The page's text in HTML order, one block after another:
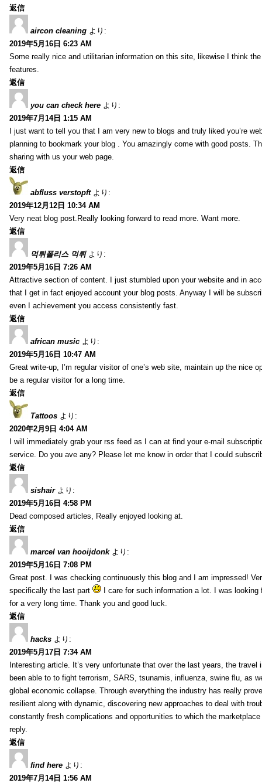
返信
aircon cleaning より:
2019年5月16日 6:23 AM
Some really nice and utilitarian information on this site, likewise I think
features.
返信
you can check here より:
2019年7月14日 1:15 AM
I just want to tell you that I am very new to blogs and truly liked you’re
planning to bookmark your blog . You amazingly come with good posts.
sharing with us your web page.
返信
abfluss verstopft より:
2019年12月12日 10:34 AM
Very neat blog post.Really looking forward to read more. Want more.
返信
먹튀폴리스 먹튀 より:
2019年5月16日 7:26 AM
Attractive section of content. I just stumbled upon your website and in
that I get in fact enjoyed account your blog posts. Anyway I will be
even I achievement you access consistently fast.
返信
african music より:
2019年5月16日 10:47 AM
Great write-up, I’m regular visitor of one’s web site, maintain up the nice
be a regular visitor for a long time.
返信
Tattoos より:
2020年2月9日 4:04 AM
I will immediately grab your rss feed as I can at find your e-mail
service. Do you ave any? Please let me know in order that I could
返信
sishair より:
2019年5月16日 4:58 PM
Dead composed articles, Really enjoyed looking at.
返信
marcel van hooijdonk より:
2019年5月16日 7:08 PM
Great post. I was checking continuously this blog and I am impressed!
specifically the last part
I care for such information a lot. I was looking
for a very long time. Thank you and good luck.
返信
hacks より:
2019年5月17日 7:34 AM
Interesting article. It’s very unfortunate that over the last years, the travel
been able to to fight terrorism, SARS, tsunamis, influenza, swine flu, as
global economic collapse. Through everything the industry has really
resilient along with dynamic, discovering new approaches to deal with
constantly fresh complications and opportunities to which the
reply.
返信
find here より:
2019年7月14日 1:56 AM